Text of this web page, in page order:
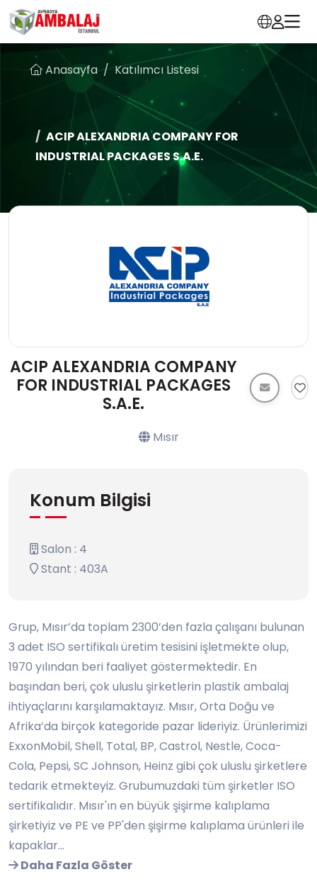
Anasayfa Katılımcı Listesi
ACIP ALEXANDRIA COMPANY FOR
INDUSTRIAL PACKAGES S.A.E.
ACIP ALEXANDRIA COMPANY
FOR INDUSTRIAL PACKAGES
S.A.E.
Mısır
Konum Bilgisi
Salon : 4
Stant : 403A
Grup, Mısır’da toplam 2300’den fazla çalışanı bulunan
3 adet ISO sertifikalı üretim tesisini işletmekte olup,
1970 yılından beri faaliyet göstermektedir. En
başından beri, çok uluslu şirketlerin plastik ambalaj
ihtiyaçlarını karşılamaktayız. Mısır, Orta Doğu ve
Afrika’da birçok kategoride pazar lideriyiz. Ürünlerimizi
ExxonMobil, Shell, Total, BP, Castrol, Nestle, Coca-
Cola, Pepsi, SC Johnson, Heinz gibi çok uluslu şirketlere
tedarik etmekteyiz. Grubumuzdaki tüm şirketler ISO
sertifikalıdır. Mısır'ın en büyük şişirme kalıplama
şirketiyiz ve PE ve PP'den şişirme kalıplama ürünleri ile
kapaklar...
Daha Fazla Göster